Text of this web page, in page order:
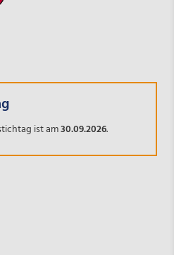
ist am30.09.2026.